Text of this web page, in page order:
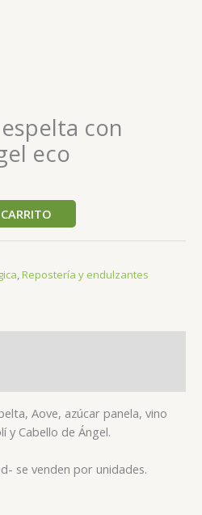
con
eco
,Repostería y endulzantes
Aove, azúcar panela, vino
y Cabello de Ángel.
se venden por unidades.